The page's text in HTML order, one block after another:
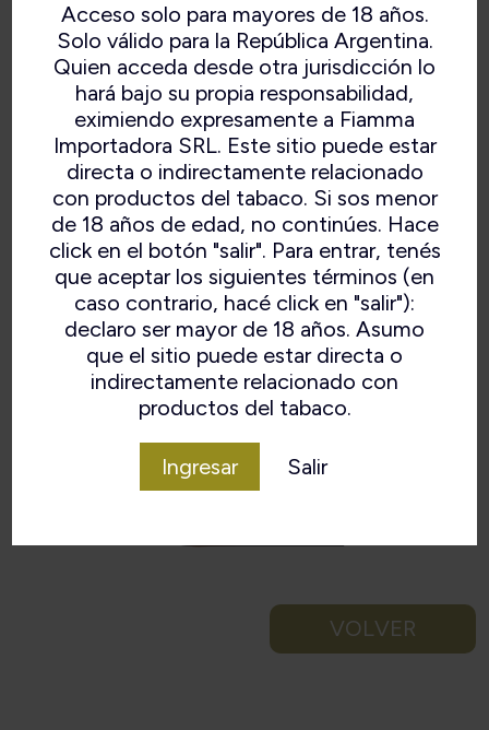
Acceso solo para mayores de 18 años.
Solo válido para la República Argentina.
Quien acceda desde otra jurisdicción lo
hará bajo su propia responsabilidad,
eximiendo expresamente a Fiamma
Importadora SRL. Este sitio puede estar
directa o indirectamente relacionado
con productos del tabaco. Si sos menor
de 18 años de edad, no continúes. Hace
click en el botón "salir". Para entrar, tenés
que aceptar los siguientes términos (en
caso contrario, hacé click en "salir"):
declaro ser mayor de 18 años. Asumo
que el sitio puede estar directa o
indirectamente relacionado con
productos del tabaco.
Ingresar Salir
REDFIELD AVELLANA
Mezcla de virginia y burley aromatizada con
avellana.
VOLVER